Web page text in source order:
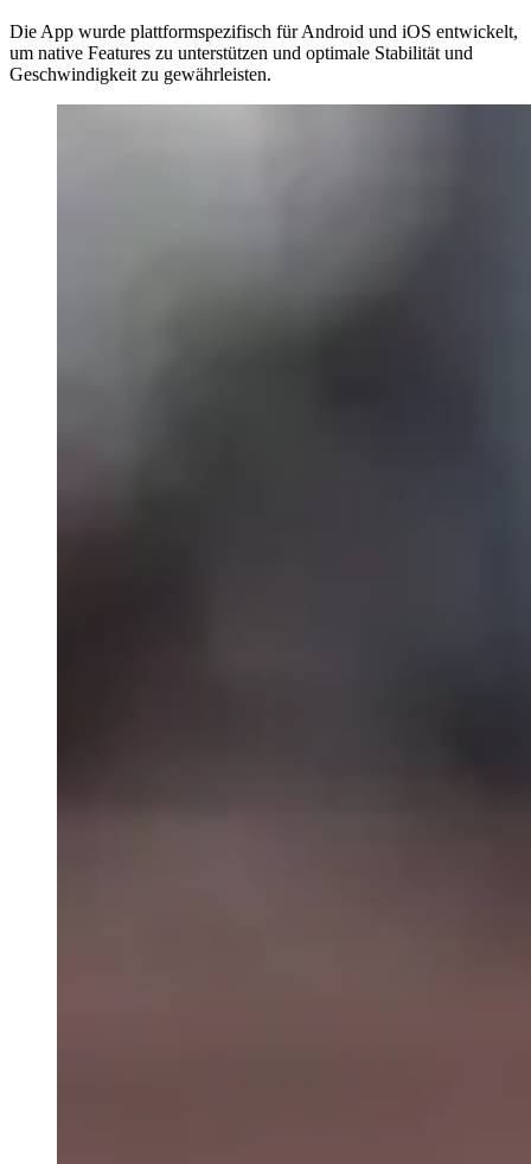
Die App wurde plattformspezifisch für Android und iOS entwickelt,
um native Features zu unterstützen und optimale Stabilität und
Geschwindigkeit zu gewährleisten.